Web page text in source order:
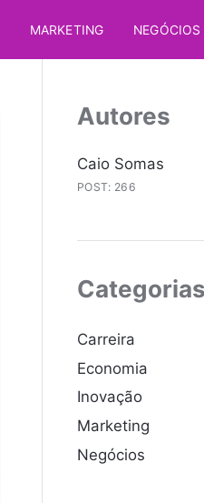
MARKETING NEGÓCIOS
Autores
Caio Somas
POST: 266
Categorias
Carreira
Economia
Inovação
Marketing
Negócios